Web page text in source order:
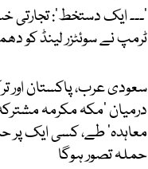
’۔۔۔ ایک دستخط‘: تجارتی
ٹرمپ نے سوئٹزر لینڈ
سعودی عرب، پاکستان اور
درمیان ’مکہ مکرمہ
معاہدہ‘ طے، کسی ایک پر
حملہ تصور ہوگا